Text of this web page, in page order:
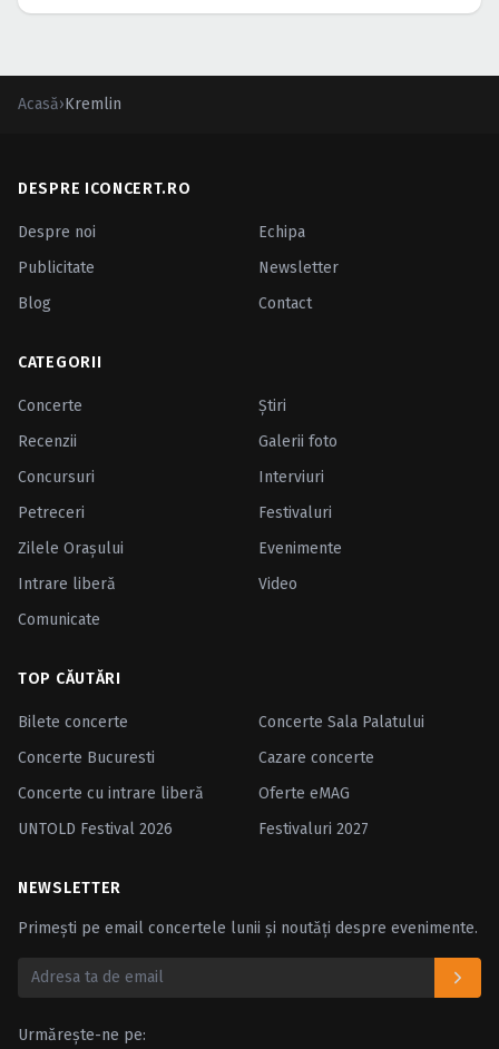
Acasă›Kremlin
DESPRE ICONCERT.RO
Despre noi
Echipa
Publicitate
Newsletter
Blog
Contact
CATEGORII
Concerte
Ştiri
Recenzii
Galerii foto
Concursuri
Interviuri
Petreceri
Festivaluri
Zilele Oraşului
Evenimente
Intrare liberă
Video
Comunicate
TOP CĂUTĂRI
Bilete concerte
Concerte Sala Palatului
Concerte Bucuresti
Cazare concerte
Concerte cu intrare liberă
Oferte eMAG
UNTOLD Festival 2026
Festivaluri 2027
NEWSLETTER
Primești pe email concertele lunii și noutăți despre evenimente.
Urmărește-ne pe: